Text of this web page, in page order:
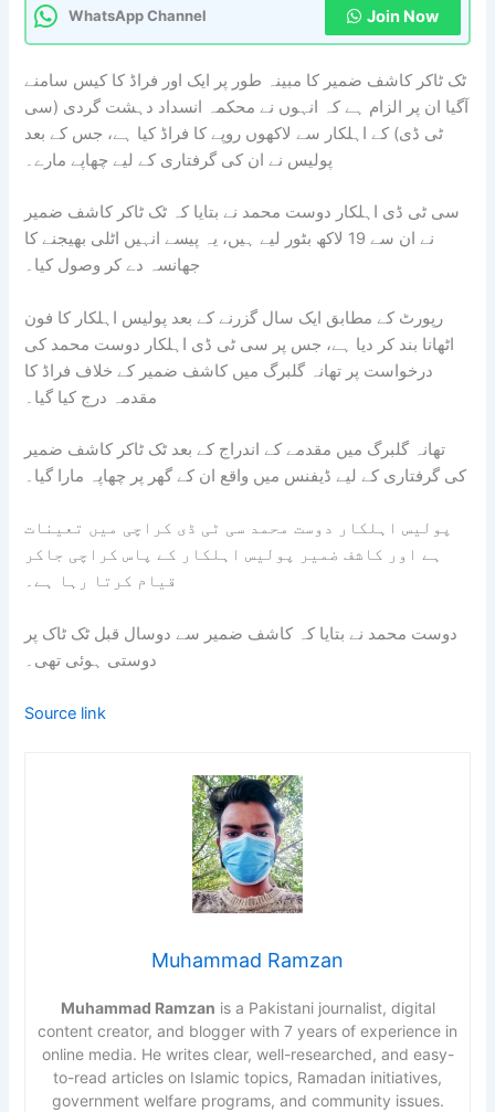
WhatsApp Channel Join Now
ٹک ٹاکر کاشف ضمیر کا مبینہ طور پر ایک اور فراڈ کا کیس سامنے
آگیا ان پر الزام ہے کہ انہوں نے محکمہ انسداد دہشت گردی (سی
ٹی ڈی) کے اہلکار سے لاکھوں روپے کا فراڈ کیا ہے، جس کے بعد
پولیس نے ان کی گرفتاری کے لیے چھاپے مارے۔
سی ٹی ڈی اہلکار دوست محمد نے بتایا کہ ٹک ٹاکر کاشف ضمیر
نے ان سے 19 لاکھ بٹور لیے ہیں، یہ پیسے انہیں اٹلی بھیجنے کا
جھانسہ دے کر وصول کیا۔
رپورٹ کے مطابق ایک سال گزرنے کے بعد پولیس اہلکار کا فون
اٹھانا بند کر دیا ہے، جس پر سی ٹی ڈی اہلکار دوست محمد کی
درخواست پر تھانہ گلبرگ میں کاشف ضمیر کے خلاف فراڈ کا
مقدمہ درج کیا گیا۔
تھانہ گلبرگ میں مقدمے کے اندراج کے بعد ٹک ٹاکر کاشف ضمیر
کی گرفتاری کے لیے ڈیفنس میں واقع ان کے گھر پر چھاپہ مارا گیا۔
پولیس اہلکار دوست محمد سی ٹی ڈی کراچی میں تعینات
ہے اور کاشف ضمیر پولیس اہلکار کے پاس کراچی جاکر
قیام کرتا رہا ہے۔
دوست محمد نے بتایا کہ کاشف ضمیر سے دوسال قبل ٹک ٹاک پر
دوستی ہوئی تھی۔
Source link
Muhammad Ramzan
Muhammad Ramzan is a Pakistani journalist, digital
content creator, and blogger with 7 years of experience in
online media. He writes clear, well-researched, and easy-
to-read articles on Islamic topics, Ramadan initiatives,
government welfare programs, and community issues.